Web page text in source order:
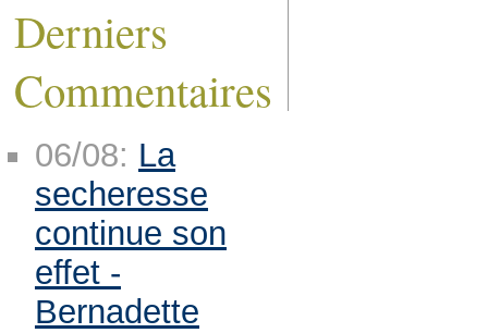
Derniers
Commentaires
06/08: La
secheresse
continue son
effet -
Bernadette